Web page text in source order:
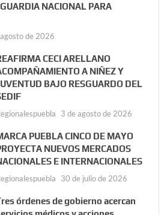
NACIONAL PARA
de 2026
CECI ARELLANO
A NIÑEZ Y
BAJO RESGUARDO DEL
3 de agosto de 2026
PUEBLA CINCO DE MAYO
NUEVOS MERCADOS
E INTERNACIONALES
30 de julio de 2026
órdenes de gobierno acercan